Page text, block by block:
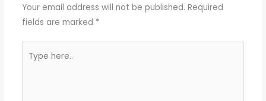
Your email address will not be published. Required
fields are marked *
here..